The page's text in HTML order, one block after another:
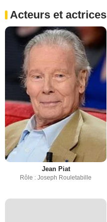
Acteurs et actrices
Jean Piat
Rôle : Joseph Rouletabille